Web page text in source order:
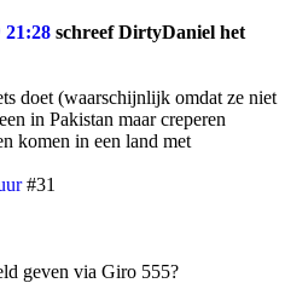
21:28 schreef DirtyDaniel het
doet (waarschijnlijk omdat ze niet
in Pakistan maar creperen
komen in een land met
#31
geven via Giro 555?